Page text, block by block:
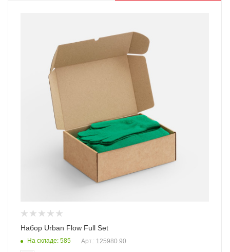
Набор Urban Flow Full Set
На складе: 585 Арт.: 125980.90